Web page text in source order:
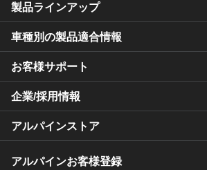
製品ラインアップ
車種別の製品適合情報
お客様サポート
企業/採用情報
アルパインストア
アルパインお客様登録